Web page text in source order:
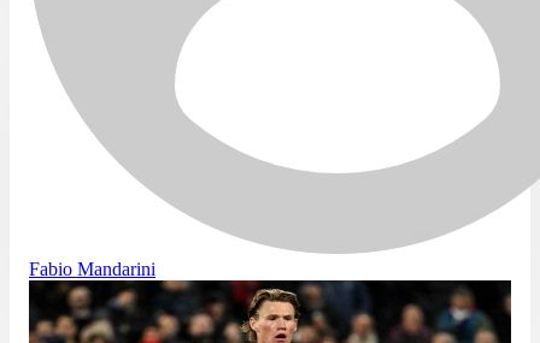
Fabio Mandarini